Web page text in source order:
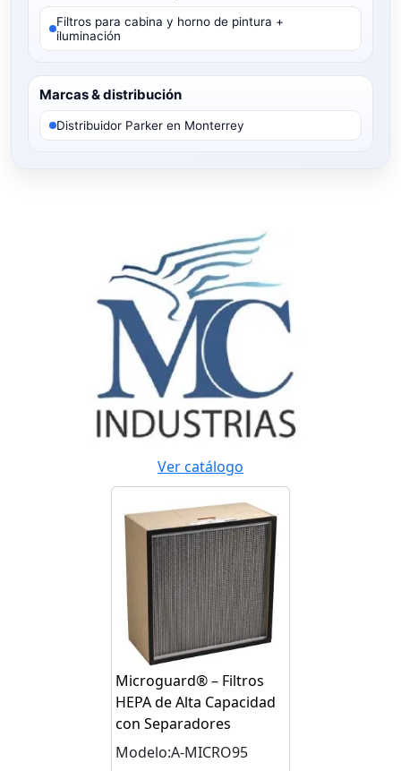
Filtros para cabina y horno de pintura +
iluminación
Marcas & distribución
Distribuidor Parker en Monterrey
Ver catálogo
Microguard® – Filtros
HEPA de Alta Capacidad
con Separadores
Modelo:A-MICRO95